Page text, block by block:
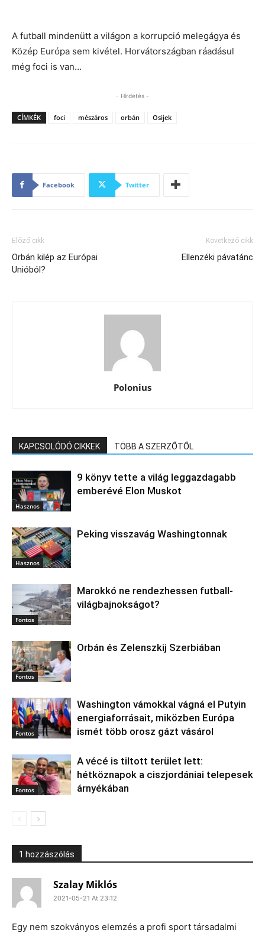
A futball mindenütt a világon a korrupció melegágya és
Közép Európa sem kivétel. Horvátországban ráadásul
még foci is van…
- Hirdetés -
CÍMKÉK foci mészáros orbán Osijek
Facebook Twitter
Előző cikk
Orbán kilép az Európai
Unióból?
Következő cikk
Ellenzéki pávatánc
Polonius
KAPCSOLÓDÓ CIKKEK TÖBB A SZERZŐTŐL
Hasznos
9 könyv tette a világ leggazdagabb
emberévé Elon Muskot
Hasznos
Peking visszavág Washingtonnak
Fontos
Marokkó ne rendezhessen futball-
világbajnokságot?
Fontos
Orbán és Zelenszkij Szerbiában
Fontos
Washington vámokkal vágná el Putyin
energiaforrásait, miközben Európa
ismét több orosz gázt vásárol
Fontos
A vécé is tiltott terület lett:
hétköznapok a ciszjordániai telepesek
árnyékában
1 hozzászólás
Szalay Miklós
2021-05-21 At 23:12
Egy nem szokványos elemzés a profi sport társadalmi